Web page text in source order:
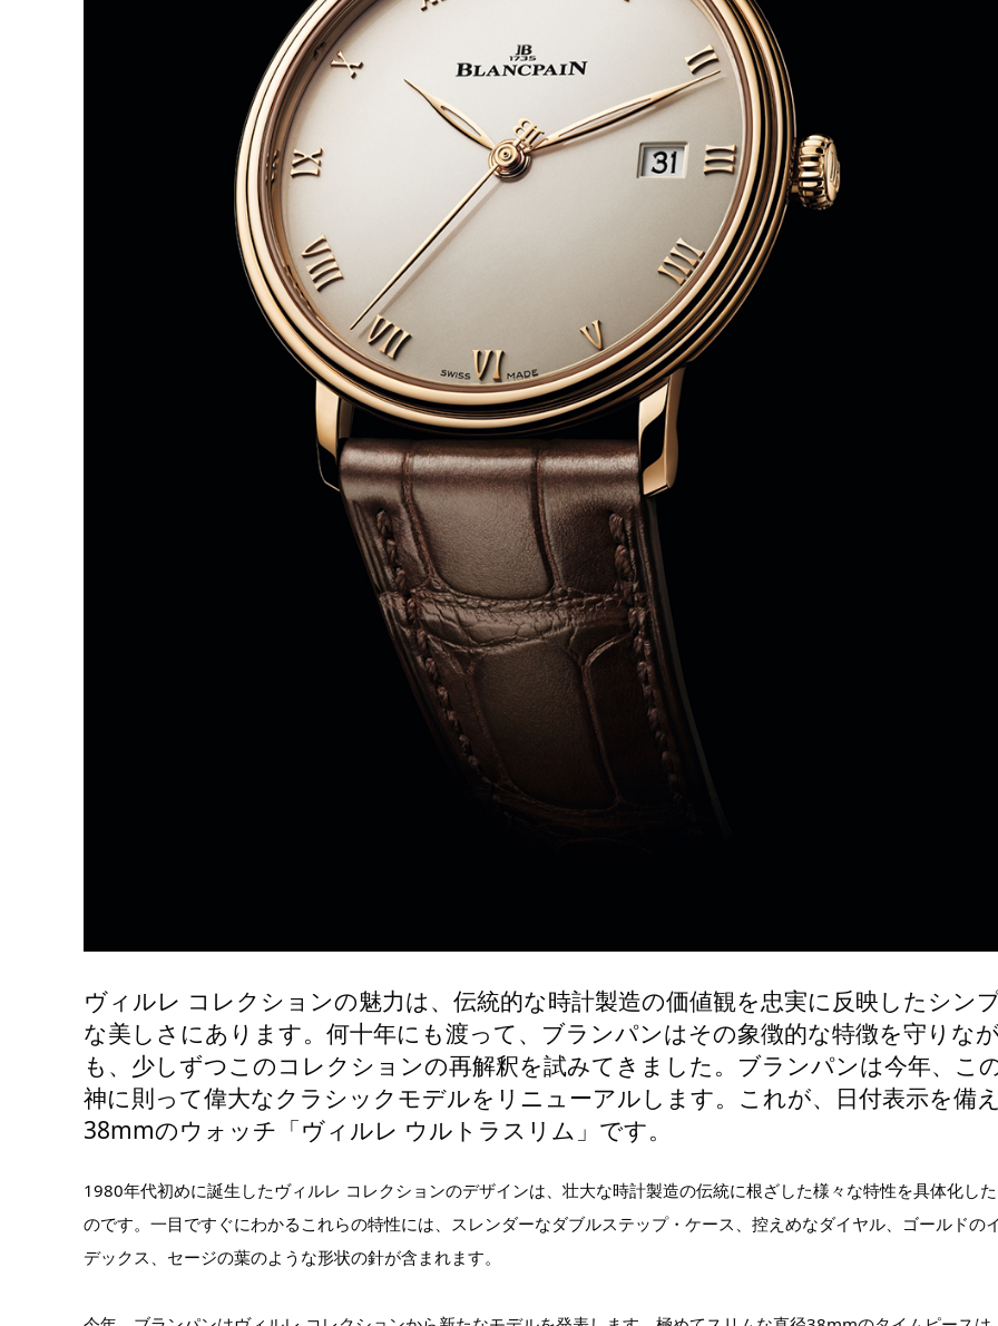
ヴィルレ コレクションの魅力は、伝統的な時計製造の価値観を忠実に反映したシン
な美しさにあります。何十年にも渡って、ブランパンはその象徴的な特徴を守りな
も、少しずつこのコレクションの再解釈を試みてきました。ブランパンは今年、こ
神に則って偉大なクラシックモデルをリニューアルします。これが、日付表示を備
38mmのウォッチ「ヴィルレ ウルトラスリム」です。
1980年代初めに誕生したヴィルレ コレクションのデザインは、壮大な時計製造の伝統に根ざした様々な特性を具体化し
のです。一目ですぐにわかるこれらの特性には、スレンダーなダブルステップ・ケース、控えめなダイヤル、ゴールドの
デックス、セージの葉のような形状の針が含まれます。